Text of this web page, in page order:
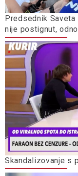
Predsednik
nije postignut,
Skandalizovanje s